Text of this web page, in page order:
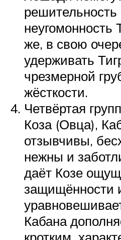
неугомонность
же, в свою
удерживать
чрезмерной
жёсткости.
Четвёртая
Коза (Овца),
отзывчивы,
нежны и
даёт Козе
защищённости
Кабана